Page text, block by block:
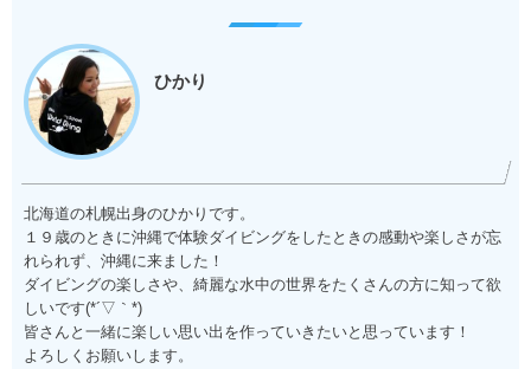
ひかり
北海道の札幌出身のひかりです。
１９歳のときに沖縄で体験ダイビングをしたときの感動や楽しさが忘
れられず、沖縄に来ました！
ダイビングの楽しさや、綺麗な水中の世界をたくさんの方に知って欲
しいです(*´▽｀*)
皆さんと一緒に楽しい思い出を作っていきたいと思っています！
よろしくお願いします。